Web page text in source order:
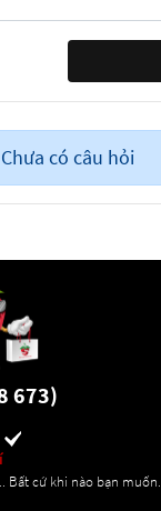
Chưa có câu hỏi
673)
Bất cứ khi nào bạn muốn.